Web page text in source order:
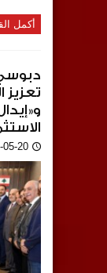
أكمل
05-20